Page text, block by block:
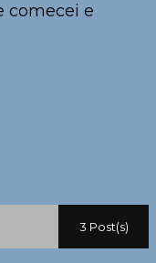
comecei e
3 Post(s)